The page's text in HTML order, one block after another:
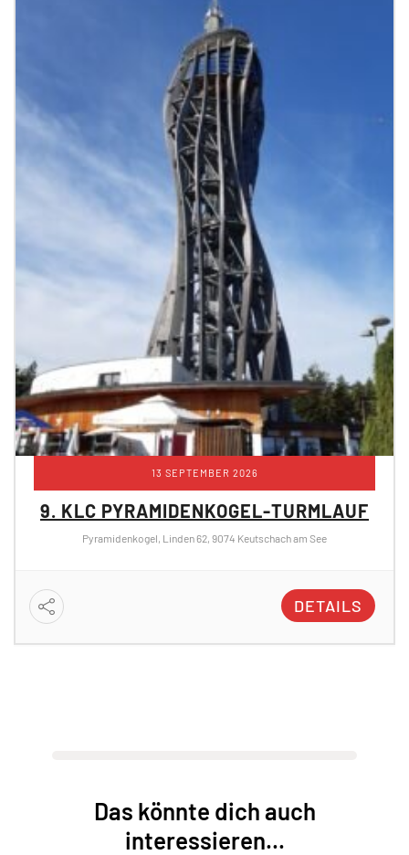
13 SEPTEMBER 2026
9. KLC PYRAMIDENKOGEL-TURMLAUF
Pyramidenkogel, Linden 62, 9074 Keutschach am See
DETAILS
Das könnte dich auch
interessieren...